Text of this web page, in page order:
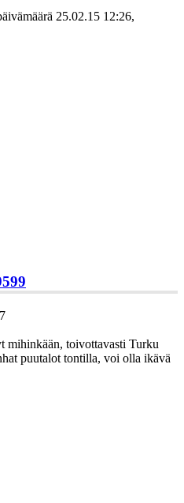
25.02.15 12:26,
mihinkään, toivottavasti Turku
puutalot tontilla, voi olla ikävä